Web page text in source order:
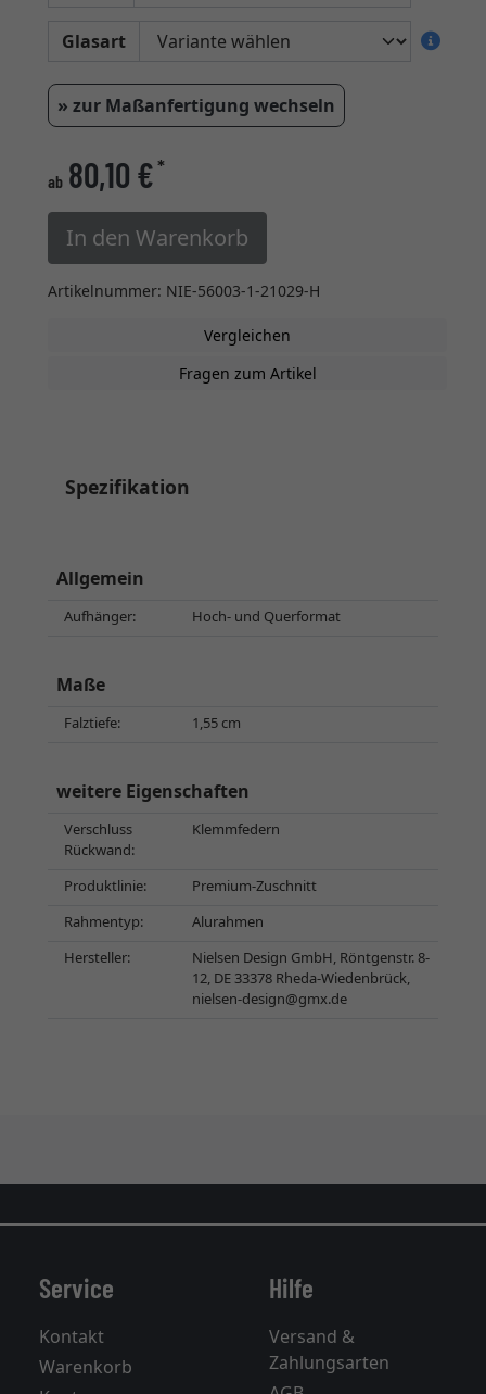
Glasart
» zur Maßanfertigung wechseln
ab 80,10 €*
In den Warenkorb
Artikelnummer: NIE-56003-1-21029-H
Vergleichen
Fragen zum Artikel
Spezifikation
Allgemein
Aufhänger: Hoch- und Querformat
Maße
Falztiefe: 1,55 cm
weitere Eigenschaften
Verschluss
Rückwand:
Klemmfedern
Produktlinie:
Premium-Zuschnitt
Rahmentyp:
Alurahmen
Hersteller:
Nielsen Design GmbH, Röntgenstr. 8-
12, DE 33378 Rheda-Wiedenbrück,
nielsen-design@gmx.de
Service
Kontakt
Warenkorb
Hilfe
Versand &
Zahlungsarten